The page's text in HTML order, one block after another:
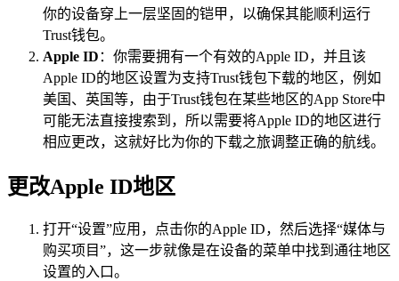
你的设备穿上一层坚固的铠甲，以确保其能顺利运行
Trust钱包。
Apple ID ：你需要拥有一个有效的Apple ID，并且该
Apple ID的地区设置为支持Trust钱包下载的地区，例如
美国、英国等，由于Trust钱包在某些地区的App Store中
可能无法直接搜索到，所以需要将Apple ID的地区进行
相应更改，这就好比为你的下载之旅调整正确的航线。
更改Apple ID地区
打开“设置”应用，点击你的Apple ID，然后选择“媒体与
购买项目”，这一步就像是在设备的菜单中找到通往地区
设置的入口。